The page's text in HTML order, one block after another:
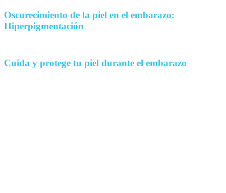
Oscurecimiento de la piel en el embarazo:
Hiperpigmentación
Cuida y protege tu piel durante el embarazo